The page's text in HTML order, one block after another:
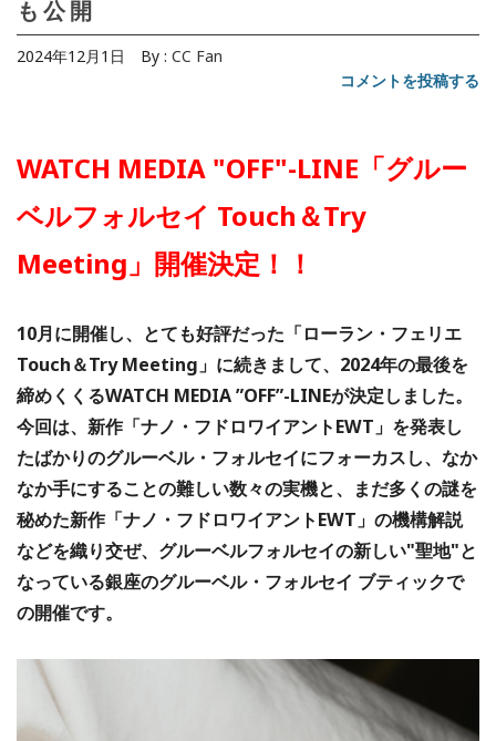
も公開
2024年12月1日 By : CC Fan
コメントを投稿する
WATCH MEDIA "OFF"-LINE「グルー
ベルフォルセイ Touch＆Try
Meeting」開催決定！！
10月に開催し、とても好評だった「ローラン・フェリエ
Touch＆Try Meeting」に続きまして、2024年の最後を
締めくくるWATCH MEDIA ”OFF”-LINEが決定しました。
今回は、新作「ナノ・フドロワイアントEWT」を発表し
たばかりのグルーベル・フォルセイにフォーカスし、なか
なか手にすることの難しい数々の実機と、まだ多くの謎を
秘めた新作「ナノ・フドロワイアントEWT」の機構解説
などを織り交ぜ、グルーベルフォルセイの新しい"聖地"と
なっている銀座のグルーベル・フォルセイ ブティックで
の開催です。